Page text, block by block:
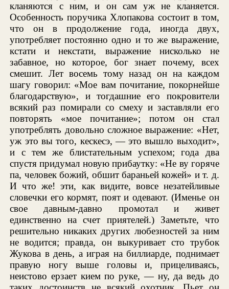
кланяются с ним, и он сам уж не кланяется.
Особенность поручика Хлопакова состоит в том,
что он в продолжение года, иногда двух,
употребляет постоянно одно и то же выражение,
кстати и некстати, выражение нисколько не
забавное, но которое, бог знает почему, всех
смешит. Лет восемь тому назад он на каждом
шагу говорил: «Мое вам почитание, покорнейше
благодарствую», и тогдашние его покровители
всякий раз помирали со смеху и заставляли его
повторять «мое почитание»; потом он стал
употреблять довольно сложное выражение: «Нет,
уж это вы того, кескесэ, — это вышло выходит»,
и с тем же блистательным успехом; года два
спустя придумал новую прибаутку: «Не ву горяче
па, человек божий, обшит бараньей кожей» и т. д.
И что же! эти, как видите, вовсе незатейливые
словечки его кормят, поят и одевают. (Именье он
свое давным-давно промотал и живет
единственно на счет приятелей.) Заметьте, что
решительно никаких других любезностей за ним
не водится; правда, он выкуривает сто трубок
Жукова в день, а играя на биллиарде, поднимает
правую ногу выше головы и, прицеливаясь,
неистово ерзает кием по руке, — ну, да ведь до